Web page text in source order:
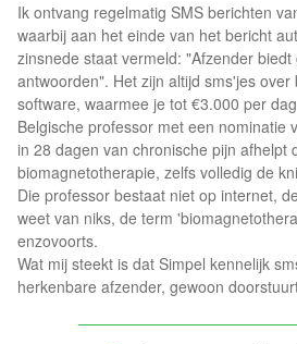
Ik ontvang regelmatig SMS berichten
waarbij aan het einde van het bericht
zinsnede staat vermeld: "Afzender
antwoorden". Het zijn altijd sms'jes over
software, waarmee je tot €3.000 per
Belgische professor met een nominatie
in 28 dagen van chronische pijn afhelpt
biomagnetotherapie, zelfs volledig de
Die professor bestaat niet op internet,
weet van niks, de term
enzovoorts.
Wat mij steekt is dat Simpel kennelijk
herkenbare afzender, gewoon